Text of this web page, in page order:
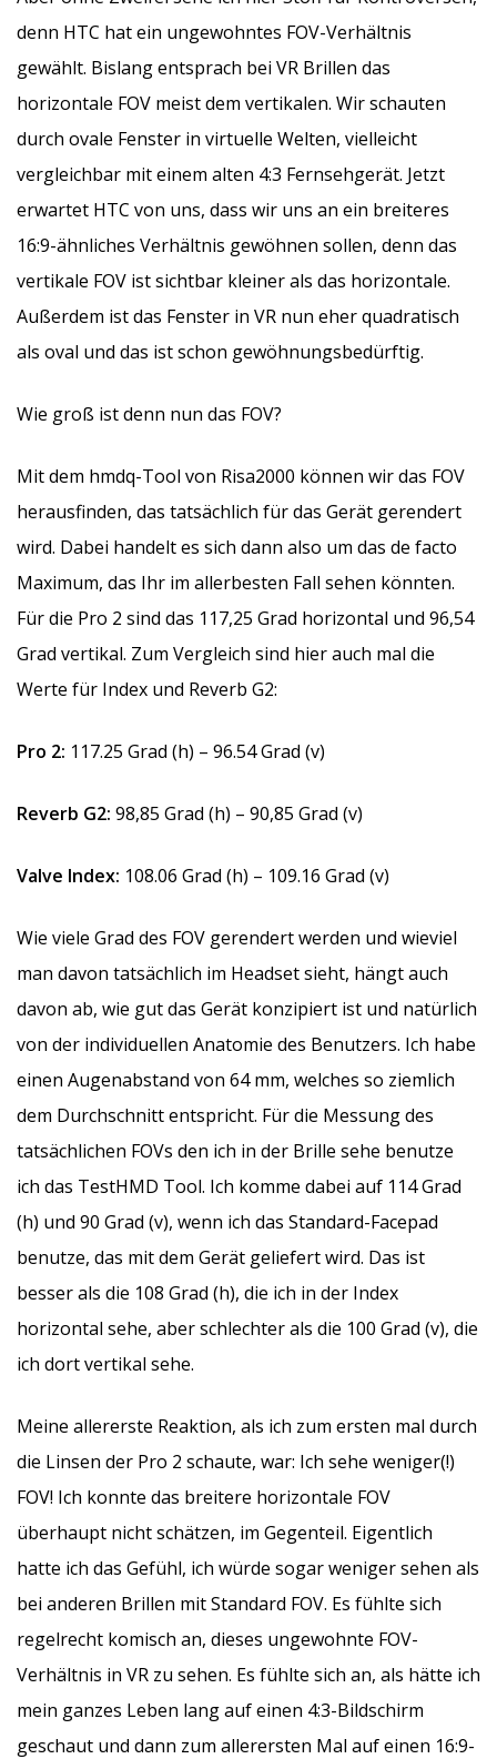
denn HTC hat ein ungewohntes FOV-Verhältnis
gewählt. Bislang entsprach bei VR Brillen das
horizontale FOV meist dem vertikalen. Wir schauten
durch ovale Fenster in virtuelle Welten, vielleicht
vergleichbar mit einem alten 4:3 Fernsehgerät. Jetzt
erwartet HTC von uns, dass wir uns an ein breiteres
16:9-ähnliches Verhältnis gewöhnen sollen, denn das
vertikale FOV ist sichtbar kleiner als das horizontale.
Außerdem ist das Fenster in VR nun eher quadratisch
als oval und das ist schon gewöhnungsbedürftig.
Wie groß ist denn nun das FOV?
Mit dem hmdq-Tool von Risa2000 können wir das FOV
herausfinden, das tatsächlich für das Gerät gerendert
wird. Dabei handelt es sich dann also um das de facto
Maximum, das Ihr im allerbesten Fall sehen könnten.
Für die Pro 2 sind das 117,25 Grad horizontal und 96,54
Grad vertikal. Zum Vergleich sind hier auch mal die
Werte für Index und Reverb G2:
Pro 2: 117.25 Grad (h) – 96.54 Grad (v)
Reverb G2: 98,85 Grad (h) – 90,85 Grad (v)
Valve Index: 108.06 Grad (h) – 109.16 Grad (v)
Wie viele Grad des FOV gerendert werden und wieviel
man davon tatsächlich im Headset sieht, hängt auch
davon ab, wie gut das Gerät konzipiert ist und natürlich
von der individuellen Anatomie des Benutzers. Ich habe
einen Augenabstand von 64 mm, welches so ziemlich
dem Durchschnitt entspricht. Für die Messung des
tatsächlichen FOVs den ich in der Brille sehe benutze
ich das TestHMD Tool. Ich komme dabei auf 114 Grad
(h) und 90 Grad (v), wenn ich das Standard-Facepad
benutze, das mit dem Gerät geliefert wird. Das ist
besser als die 108 Grad (h), die ich in der Index
horizontal sehe, aber schlechter als die 100 Grad (v), die
ich dort vertikal sehe.
Meine allererste Reaktion, als ich zum ersten mal durch
die Linsen der Pro 2 schaute, war: Ich sehe weniger(!)
FOV! Ich konnte das breitere horizontale FOV
überhaupt nicht schätzen, im Gegenteil. Eigentlich
hatte ich das Gefühl, ich würde sogar weniger sehen als
bei anderen Brillen mit Standard FOV. Es fühlte sich
regelrecht komisch an, dieses ungewohnte FOV-
Verhältnis in VR zu sehen. Es fühlte sich an, als hätte ich
mein ganzes Leben lang auf einen 4:3-Bildschirm
geschaut und dann zum allerersten Mal auf einen 16:9-